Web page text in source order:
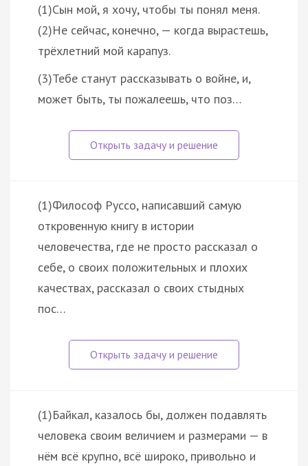
(1)Сын мой, я хочу, чтобы ты понял меня.
(2)Не сейчас, конечно, — когда вырастешь,
трёхлетний мой карапуз.
(3)Тебе станут рассказывать о войне, и,
может быть, ты пожалеешь, что поз…
(1)Философ Руссо, написавший самую
откровенную книгу в истории
человечества, где не просто рассказал о
себе, о своих положительных и плохих
качествах, рассказал о своих стыдных
пос…
(1)Байкал, казалось бы, должен подавлять
человека своим величием и размерами — в
нём всё крупно, всё широко, привольно и